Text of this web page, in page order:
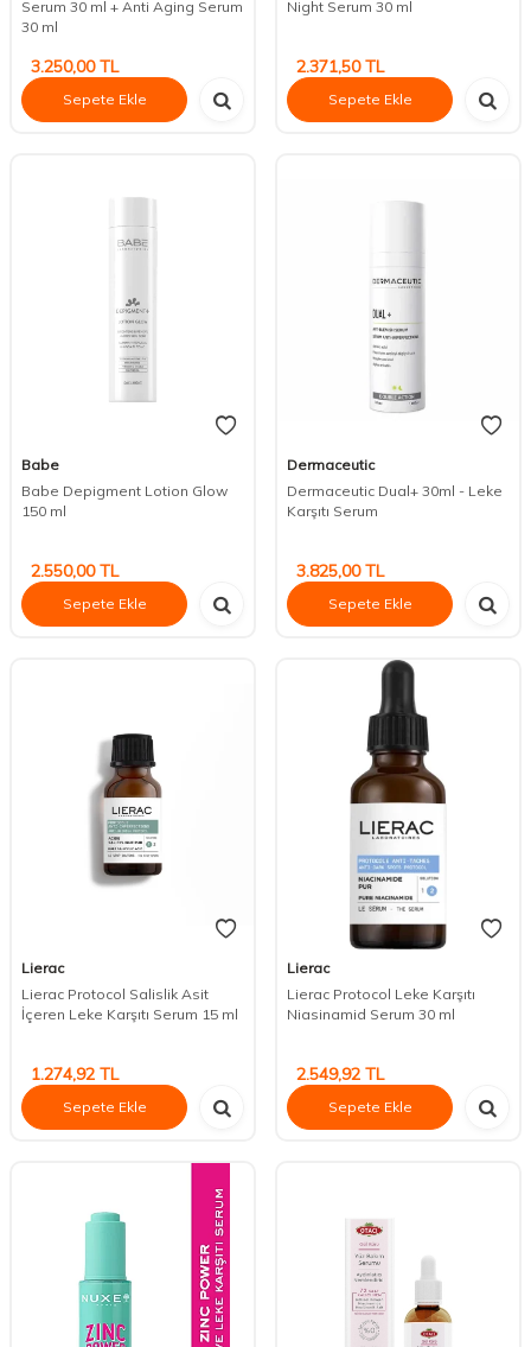
Serum 30 ml + Anti Aging Serum
30 ml
3.250,00TL
Sepete Ekle
Night Serum 30 ml
2.371,50TL
Sepete Ekle
Babe
Babe Depigment Lotion Glow
150 ml
2.550,00TL
Sepete Ekle
Dermaceutic
Dermaceutic Dual+ 30ml - Leke
Karşıtı Serum
3.825,00TL
Sepete Ekle
Lierac
Lierac Protocol Salislik Asit
İçeren Leke Karşıtı Serum 15 ml
1.274,92 TL
Sepete Ekle
Lierac
Lierac Protocol Leke Karşıtı
Niasinamid Serum 30 ml
2.549,92 TL
Sepete Ekle